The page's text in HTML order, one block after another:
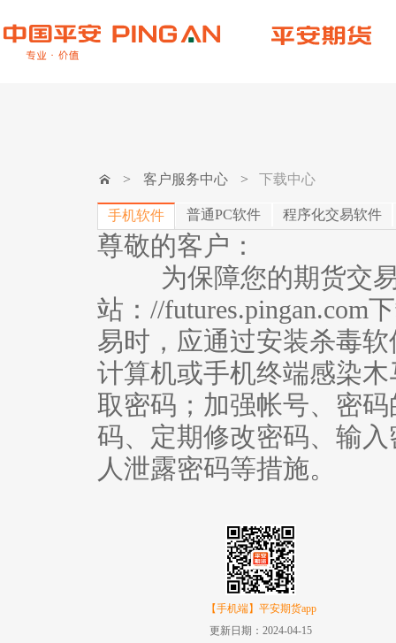
> 客户服务中心 > 下载中心
手机软件 普通PC软件 程序化交易软件
尊敬的客户：
为保障您的期货交易
站：//futures.pingan.com
易时，应通过安装杀毒
计算机或手机终端感染
取密码；加强帐号、密
码、定期修改密码、输
人泄露密码等措施。
【手机端】平安期货app
更新日期：2024-04-15